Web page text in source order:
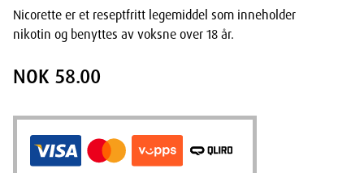
Nicorette er et reseptfritt legemiddel som inneholder
nikotin og benyttes av voksne over 18 år.
NOK 58.00